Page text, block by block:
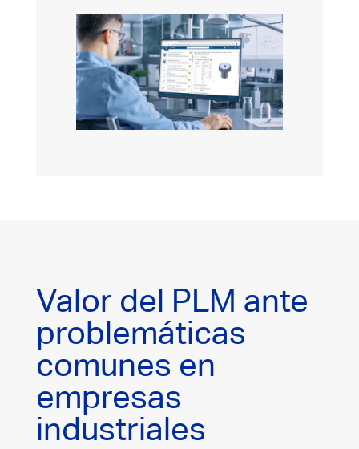
Valor del PLM ante
problemáticas
comunes en
empresas
industriales